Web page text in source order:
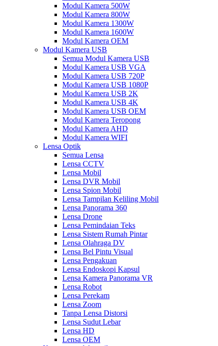
Modul Kamera 500W
Modul Kamera 800W
Modul Kamera 1300W
Modul Kamera 1600W
Modul Kamera OEM
Modul Kamera USB
Semua Modul Kamera USB
Modul Kamera USB VGA
Modul Kamera USB 720P
Modul Kamera USB 1080P
Modul Kamera USB 2K
Modul Kamera USB 4K
Modul Kamera USB OEM
Modul Kamera Teropong
Modul Kamera AHD
Modul Kamera WIFI
Lensa Optik
Semua Lensa
Lensa CCTV
Lensa Mobil
Lensa DVR Mobil
Lensa Spion Mobil
Lensa Tampilan Keliling Mobil
Lensa Panorama 360
Lensa Drone
Lensa Pemindaian Teks
Lensa Sistem Rumah Pintar
Lensa Olahraga DV
Lensa Bel Pintu Visual
Lensa Pengakuan
Lensa Endoskopi Kapsul
Lensa Kamera Panorama VR
Lensa Robot
Lensa Perekam
Lensa Zoom
Tanpa Lensa Distorsi
Lensa Sudut Lebar
Lensa HD
Lensa OEM